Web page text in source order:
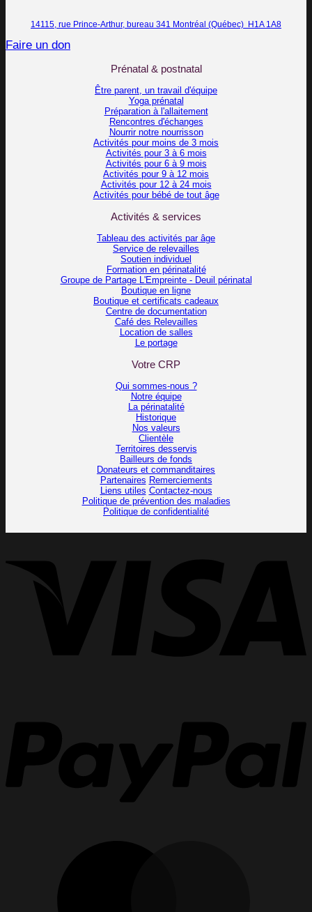
14115, rue Prince-Arthur, bureau 341 Montréal (Québec) H1A 1A8
Faire un don
Prénatal & postnatal
Être parent, un travail d'équipe
Yoga prénatal
Préparation à l'allaitement
Rencontres d'échanges
Nourrir notre nourrisson
Activités pour moins de 3 mois
Activités pour 3 à 6 mois
Activités pour 6 à 9 mois
Activités pour 9 à 12 mois
Activités pour 12 à 24 mois
Activités pour bébé de tout âge
Activités & services
Tableau des activités par âge
Service de relevailles
Soutien individuel
Formation en périnatalité
Groupe de Partage L'Empreinte - Deuil périnatal
Boutique en ligne
Boutique et certificats cadeaux
Centre de documentation
Café des Relevailles
Location de salles
Le portage
Votre CRP
Qui sommes-nous ?
Notre équipe
La périnatalité
Historique
Nos valeurs
Clientèle
Territoires desservis
Bailleurs de fonds
Donateurs et commanditaires
Partenaires Remerciements
Liens utiles Contactez-nous
Politique de prévention des maladies
Politique de confidentialité